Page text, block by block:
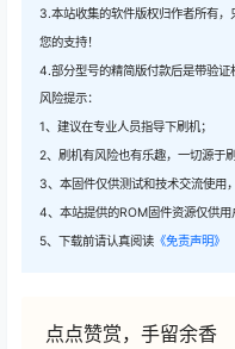
3.本站收集的软件版权归作者所有
您的支持！
4.部分型号的精简版付款后是带验证
风险提示：
1、建议在专业人员指导下刷机；
2、刷机有风险也有乐趣，一切源于
3、本固件仅供测试和技术交流使用
4、本站提供的ROM固件资源仅供用
5、下载前请认真阅读 《免责声明》
点点赞赏，手留余香